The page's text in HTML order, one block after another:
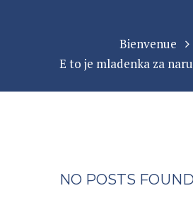
Bienvenue
Е to je mladenka za
NO POSTS